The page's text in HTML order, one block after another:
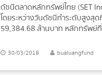
ดัชนีตลาดหลักทรัพย์ไทย (SET
โดยระหว่างวันดัชนีทำระดับสูง
59,384.68 ล้านบาท หลักทรัพย์
3.AOT ปิดที่ 67.50 บาท […]
30/03/2018 bualuangfund